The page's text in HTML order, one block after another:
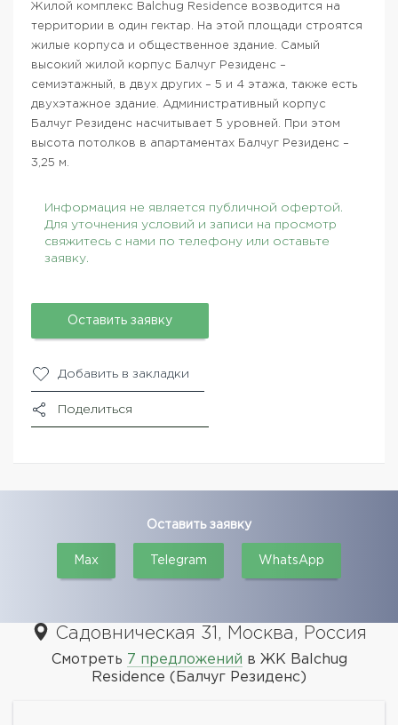
Жилой комплекс Balchug Residence возводится на
территории в один гектар. На этой площади строятся
жилые корпуса и общественное здание. Самый
высокий жилой корпус Балчуг Резиденс –
семиэтажный, в двух других – 5 и 4 этажа, также есть
двухэтажное здание. Административный корпус
Балчуг Резиденс насчитывает 5 уровней. При этом
высота потолков в апартаментах Балчуг Резиденс –
3,25 м.
Информация не является публичной офертой.
Для уточнения условий и записи на просмотр
свяжитесь с нами по телефону или оставьте
заявку.
Оставить заявку
Добавить в закладки
Поделиться
Оставить заявку
Max Telegram WhatsApp
Садовническая 31, Москва, Россия
Смотреть 7 предложений в ЖК Balchug
Residence (Балчуг Резиденс)